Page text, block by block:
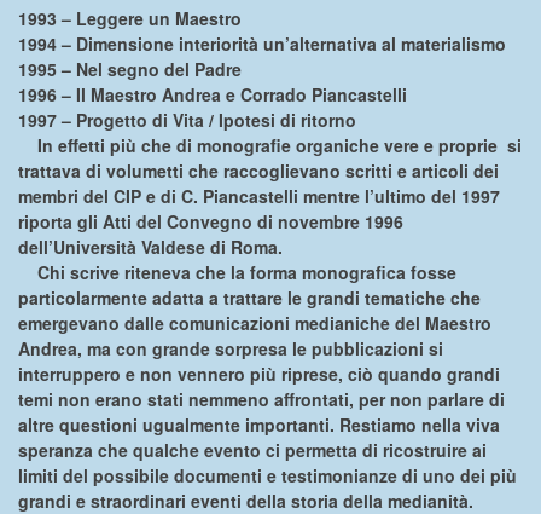
1993 – Leggere un Maestro
1994 – Dimensione interiorità un’alternativa al materialismo
1995 – Nel segno del Padre
1996 – Il Maestro Andrea e Corrado Piancastelli
1997 – Progetto di Vita / Ipotesi di ritorno
In effetti più che di monografie organiche vere e proprie si
trattava di volumetti che raccoglievano scritti e articoli dei
membri del CIP e di C. Piancastelli mentre l’ultimo del 1997
riporta gli Atti del Convegno di novembre 1996
dell’Università Valdese di Roma.
Chi scrive riteneva che la forma monografica fosse
particolarmente adatta a trattare le grandi tematiche che
emergevano dalle comunicazioni medianiche del Maestro
Andrea, ma con grande sorpresa le pubblicazioni si
interruppero e non vennero più riprese, ciò quando grandi
temi non erano stati nemmeno affrontati, per non parlare di
altre questioni ugualmente importanti. Restiamo nella viva
speranza che qualche evento ci permetta di ricostruire ai
limiti del possibile documenti e testimonianze di uno dei più
grandi e straordinari eventi della storia della medianità.